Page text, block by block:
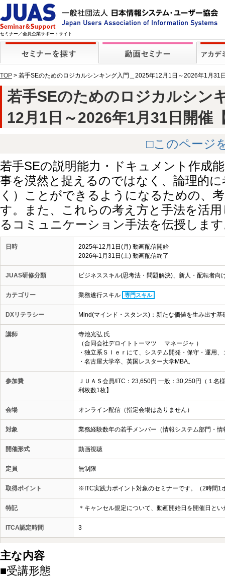
セミナー／会員企業サポートサイト
TOP > 若手SEのためのロジカルシンキング入門＿2025年12月1日～2026年1月31
若手SEのためのロジカルシン
12月1日～2026年1月31日開催
□このページ
若手SEの説明能力・ドキュメント作成
事を漠然と捉えるのではなく、論理的
く）ことができるようになるための、
す。また、これらの考え方と手法を活
るコミュニケーション手法を伝授しま
日時
2025年12月1日(月) 動画配信開始
2026年1月31日(土) 動画配信終了
JUAS研修分類 ビジネススキル(思考法・問題解決)、新人・配転者向
カテゴリー 業務遂行スキル 専門スキル
DXリテラシー Mind(マインド・スタンス)：新たな価値を生み出す
講師
寺池光弘 氏
（合同会社デロイトトーマツ マネージャ ）
・独立系ＳＩｅｒにて、システム開発・保守・運用
・名古屋大学卒、英国レスター大学MBA。
参加費
ＪＵＡＳ会員/ITC：23,650円 一般：30,250円（１
利枚数1枚】
会場 オンライン配信（指定会場はありません）
対象 業務経験数年の若手メンバー（情報システム部門・
開催形式 動画視聴
定員 無制限
取得ポイント ※ITC実践力ポイント対象のセミナーです。（2時間1
特記 ＊キャンセル規定について、動画開始日を開催日とい
ITCA認定時間 3
主な内容
■受講形態